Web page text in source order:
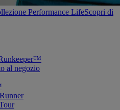
Performance LifeScopri di
al negozio